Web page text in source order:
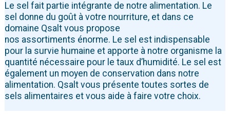
Le sel fait partie intégrante de notre alimentation. Le
sel donne du goût à votre nourriture, et dans ce
domaine Qsalt vous propose
nos assortiments énorme. Le sel est indispensable
pour la survie humaine et apporte à notre organisme la
quantité nécessaire pour le taux d’humidité. Le sel est
également un moyen de conservation dans notre
alimentation. Qsalt vous présente toutes sortes de
sels alimentaires et vous aide à faire votre choix.